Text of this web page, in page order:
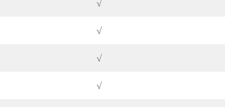
√
√
√
√